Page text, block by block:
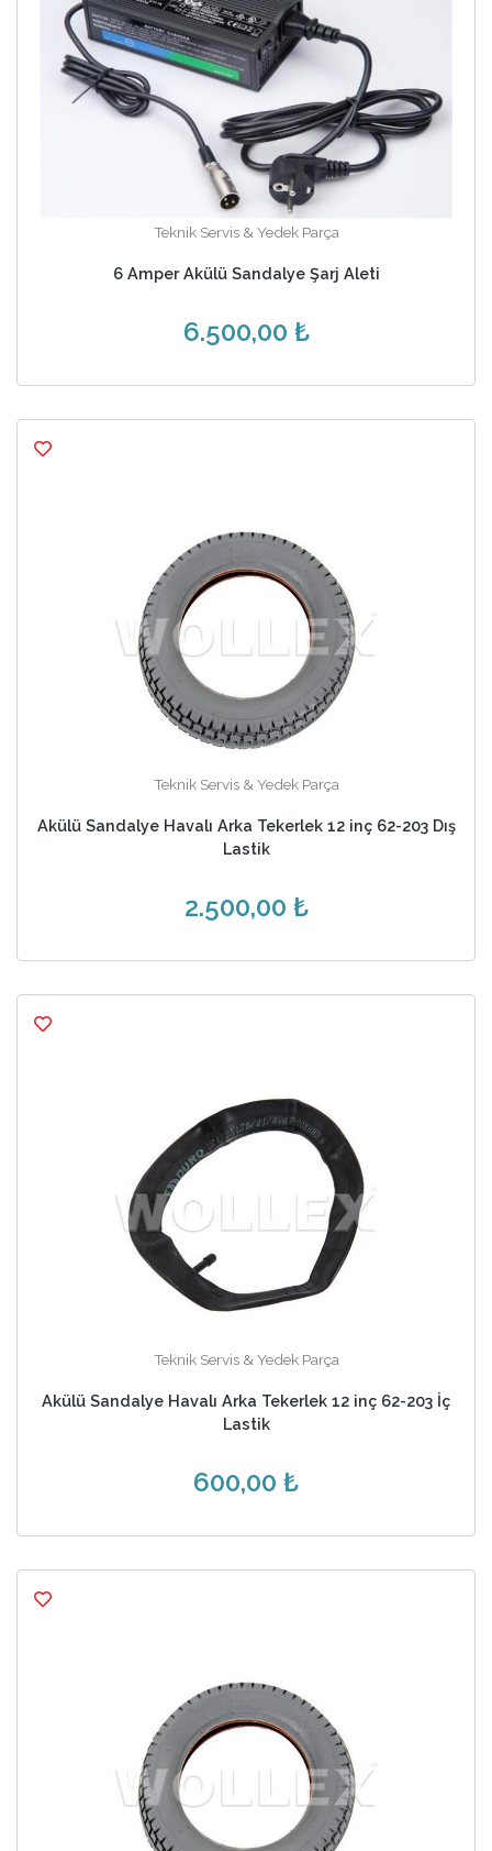
Teknik Servis & Yedek Parça
6 Amper Akülü Sandalye Şarj Aleti
6.500,00 ₺
Teknik Servis & Yedek Parça
Akülü Sandalye Havalı Arka Tekerlek 12 inç 62-203 Dış
Lastik
2.500,00 ₺
Teknik Servis & Yedek Parça
Akülü Sandalye Havalı Arka Tekerlek 12 inç 62-203 İç
Lastik
600,00 ₺